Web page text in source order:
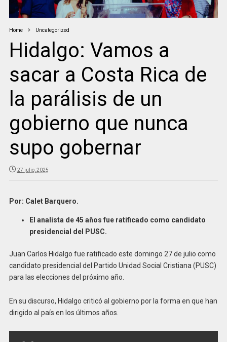
Home Uncategorized
Hidalgo: Vamos a
sacar a Costa Rica de
la parálisis de un
gobierno que nunca
supo gobernar
27 julio, 2025
Por: Calet Barquero.
El analista de 45 años fue ratificado como candidato
presidencial del PUSC.
Juan Carlos Hidalgo fue ratificado este domingo 27 de julio como
candidato presidencial del Partido Unidad Social Cristiana (PUSC)
para las elecciones del próximo año.
En su discurso, Hidalgo criticó al gobierno por la forma en que han
dirigido al país en los últimos años.